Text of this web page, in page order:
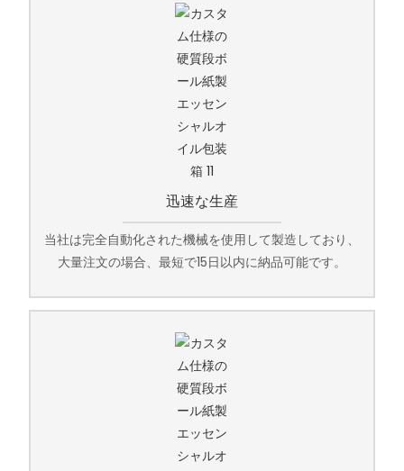
迅速な生産
当社は完全自動化された機械を使用して製造しており、
大量注文の場合、最短で15日以内に納品可能です。